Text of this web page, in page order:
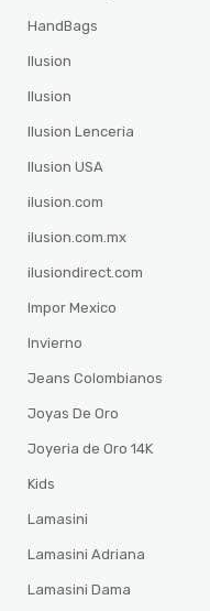
HandBags
Ilusion
Ilusion
Ilusion Lenceria
Ilusion USA
ilusion.com
ilusion.com.mx
ilusiondirect.com
Impor Mexico
Invierno
Jeans Colombianos
Joyas De Oro
Joyeria de Oro 14K
Kids
Lamasini
Lamasini Adriana
Lamasini Dama